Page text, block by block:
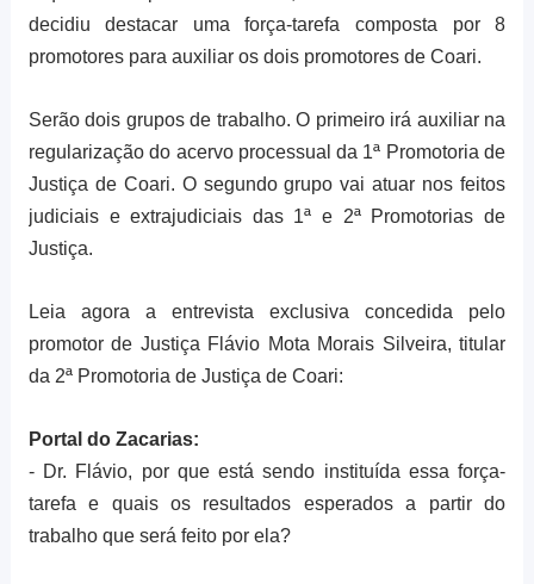
decidiu destacar uma força-tarefa composta por 8
promotores para auxiliar os dois promotores de Coari.
Serão dois grupos de trabalho. O primeiro irá auxiliar na
regularização do acervo processual da 1ª Promotoria de
Justiça de Coari. O segundo grupo vai atuar nos feitos
judiciais e extrajudiciais das 1ª e 2ª Promotorias de
Justiça.
Leia agora a entrevista exclusiva concedida pelo
promotor de Justiça Flávio Mota Morais Silveira, titular
da 2ª Promotoria de Justiça de Coari:
Portal do Zacarias:
- Dr. Flávio, por que está sendo instituída essa força-
tarefa e quais os resultados esperados a partir do
trabalho que será feito por ela?